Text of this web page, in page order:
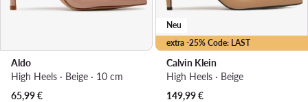
Aldo
High Heels · Beige · 10 cm
Aktueller Preis
65,99€
extra -25% Code: LAST
Neu
Calvin Klein
High Heels · Beige
149,99€